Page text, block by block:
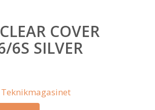
COVER
6S SILVER
Teknikmagasinet